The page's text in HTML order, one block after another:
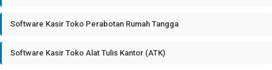
Software Kasir Toko Perabotan Rumah Tangga
Software Kasir Toko Alat Tulis Kantor (ATK)